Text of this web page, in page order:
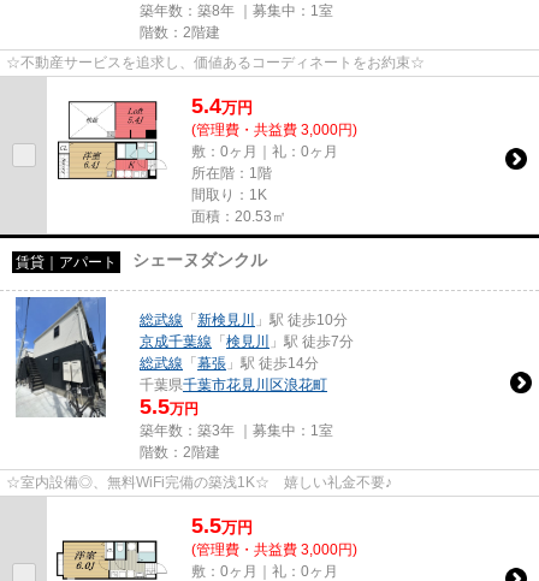
築年数：築8年 ｜募集中： 1室
階数：2階建
☆不動産サービスを追求し、価値あるコーディネートをお約束☆
5.4万円
(管理費・共益費 3,000円)
敷：0ヶ月｜礼：0ヶ月
所在階：1階
間取り：1K
面積：20.53㎡
賃貸｜アパート シェーヌダンクル
総武線 「新検見川
」駅 徒歩10分
京成千葉線 「検見川
」駅 徒歩7分
総武線 「幕張 」駅 徒歩14分
千葉県千葉市花見川区浪花町
5.5万円
築年数：築3年 ｜募集中： 1室
階数：2階建
☆室内設備◎、無料WiFi完備の築浅1K☆ 嬉しい礼金不要♪
5.5万円
(管理費・共益費 3,000円)
敷：0ヶ月｜礼：0ヶ月